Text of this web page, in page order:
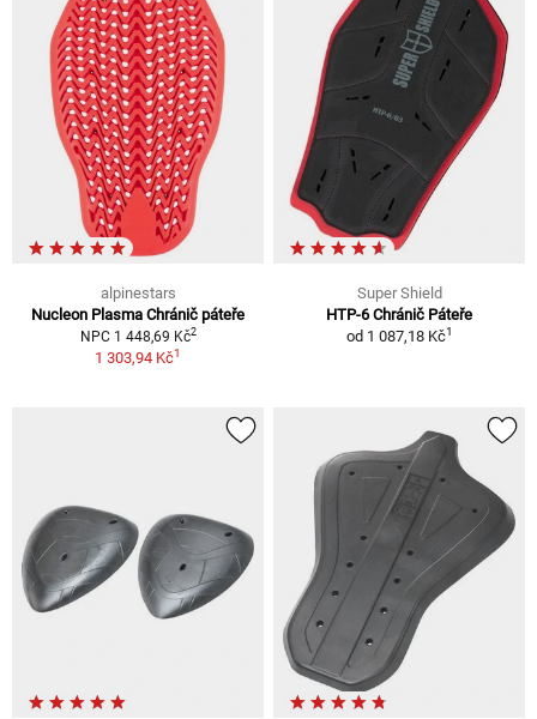
alpinestars
Nucleon Plasma Chránič páteře
NPC 1 448,69 Kč2
1 303,94 Kč1
Super Shield
HTP-6 Chránič Páteře
od 1 087,18 Kč1